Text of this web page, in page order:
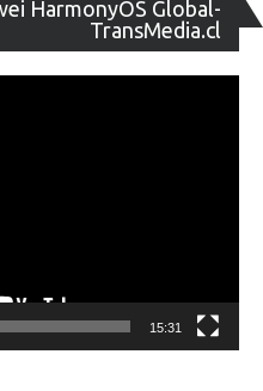
HarmonyOS Global-
TransMedia.cl
de
15:31